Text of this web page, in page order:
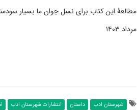
مطالعۀ این کتاب برای نسل جوان ما بسیار
مرداد ۱۴۰۳
شهرستان ادب داستان انتشارات شهرستان ادب